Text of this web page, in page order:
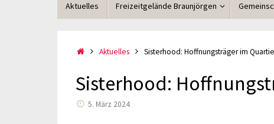
Inhalt
Aktuelles Freizeitgelände Braunjörgen
StartAktuelles Sisterhood: Hoffnungsträger im
Sisterhood:
5. März 2024